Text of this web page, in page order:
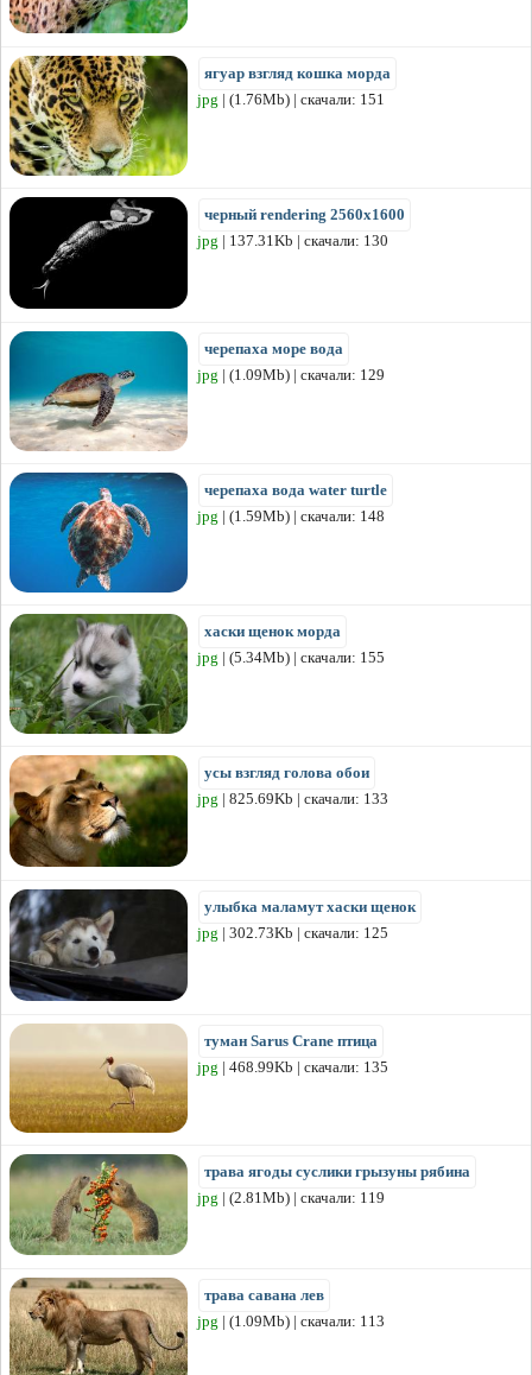
ягуар взгляд кошка морда
jpg | (1.76Mb) | скачали: 151
черный rendering 2560x1600
jpg | 137.31Kb | скачали: 130
черепаха море вода
jpg | (1.09Mb) | скачали: 129
черепаха вода water turtle
jpg | (1.59Mb) | скачали: 148
хаски щенок морда
jpg | (5.34Mb) | скачали: 155
усы взгляд голова обои
jpg | 825.69Kb | скачали: 133
улыбка маламут хаски щенок
jpg | 302.73Kb | скачали: 125
туман Sarus Crane птица
jpg | 468.99Kb | скачали: 135
трава ягоды суслики грызуны рябина
jpg | (2.81Mb) | скачали: 119
трава савана лев
jpg | (1.09Mb) | скачали: 113